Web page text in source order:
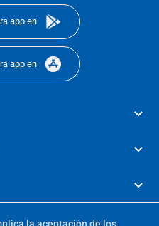
app en
app en